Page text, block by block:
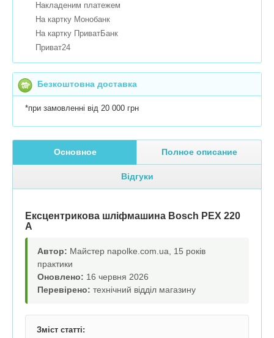
Накладеним платежем
На картку Монобанк
На картку ПриватБанк
Приват24
Безкоштовна доставка
*при замовленні від 20 000 грн
Основное Полное описание
Відгуки
Ексцентрикова шліфмашина Bosch PEX 220
A
Автор: Майстер napolke.com.ua, 15 років
практики
Оновлено: 16 червня 2026
Перевірено: технічний відділ магазину
Зміст статті: